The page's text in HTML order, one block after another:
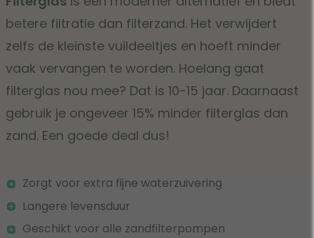
betere filtratie dan filterzand. Het verwijdert
zelfs de kleinste vuildeeltjes en hoeft minder
vaak vervangen te worden. Hoelang gaat
filterglas nou mee? Dat is 10-15 jaar. Daarnaast
gebruik je ongeveer 15% minder filterglas dan
zand. Een goede deal dus!
Zorgt voor extra fijne waterzuivering
Langere levensduur
Geschikt voor alle zandfilterpompen